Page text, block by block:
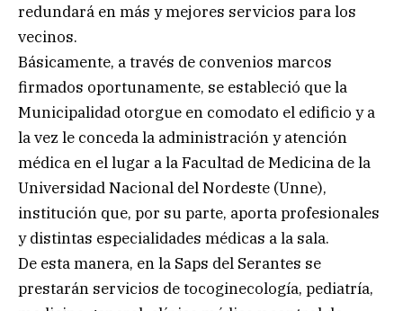
redundará en más y mejores servicios para los
vecinos.
Básicamente, a través de convenios marcos
firmados oportunamente, se estableció que la
Municipalidad otorgue en comodato el edificio y a
la vez le conceda la administración y atención
médica en el lugar a la Facultad de Medicina de la
Universidad Nacional del Nordeste (Unne),
institución que, por su parte, aporta profesionales
y distintas especialidades médicas a la sala.
De esta manera, en la Saps del Serantes se
prestarán servicios de tocoginecología, pediatría,